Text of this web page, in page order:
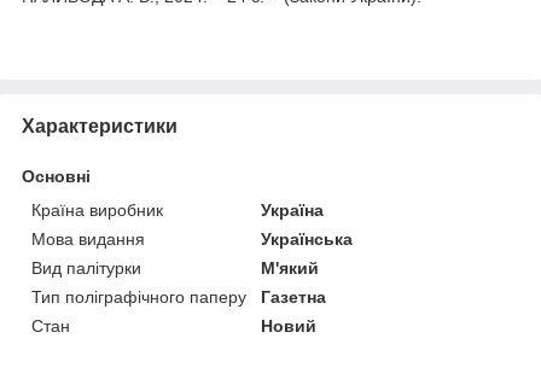
Характеристики
Основні
Країна виробник
Україна
Мова видання
Українська
Вид палітурки
М'який
Тип поліграфічного паперу
Газетна
Стан
Новий